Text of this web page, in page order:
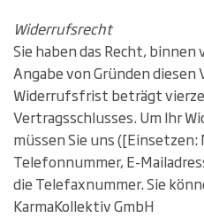
Widerrufsrecht
Sie haben das Recht, binnen
Angabe von Gründen
Widerrufsfrist beträgt
Vertragsschlusses. Um Ihr
müssen Sie uns
Telefonnummer, E-
die Telefaxnummer. Sie
KarmaKollektiv GmbH